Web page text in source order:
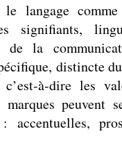
langage comme
signifiants,
la
distincte
à-dire les
peuvent